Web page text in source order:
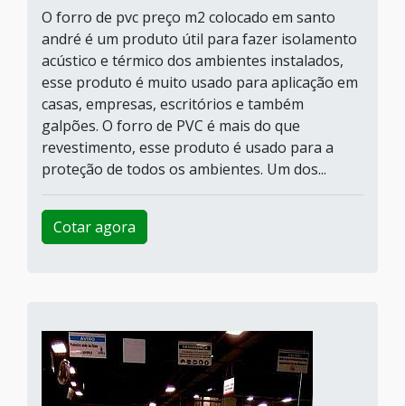
O forro de pvc preço m2 colocado em santo
andré é um produto útil para fazer isolamento
acústico e térmico dos ambientes instalados,
esse produto é muito usado para aplicação em
casas, empresas, escritórios e também
galpões. O forro de PVC é mais do que
revestimento, esse produto é usado para a
proteção de todos os ambientes. Um dos...
Cotar agora